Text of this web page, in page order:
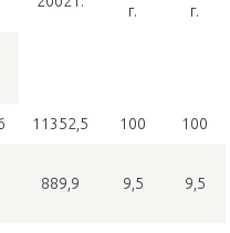
г.
г.
11352,5 100 100
889,9 9,5 9,5